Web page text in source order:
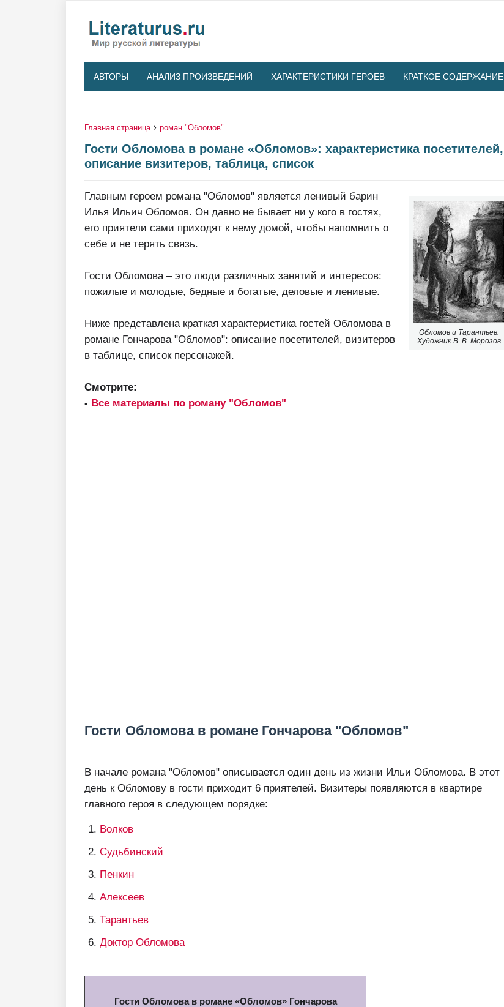
АВТОРЫ АНАЛИЗ ПРОИЗВЕДЕНИЙ ХАРАКТЕРИСТИКИ ГЕРОЕВ КРАТКОЕ СОДЕРЖАНИЕ
Главная страница роман "Обломов"
Гости Обломова в романе «Обломов»: характеристика посетителей,
описание визитеров, таблица, список
Обломов и Тарантьев.
Художник В. В. Морозов
Главным героем романа "Обломов" является ленивый барин
Илья Ильич Обломов. Он давно не бывает ни у кого в гостях,
его приятели сами приходят к нему домой, чтобы напомнить о
себе и не терять связь.
Гости Обломова – это люди различных занятий и интересов:
пожилые и молодые, бедные и богатые, деловые и ленивые.
Ниже представлена краткая характеристика гостей Обломова в
романе Гончарова "Обломов": описание посетителей, визитеров
в таблице, список персонажей.
Смотрите:
- Все материалы по роману "Обломов"
Гости Обломова в романе Гончарова "Обломов"
В начале романа "Обломов" описывается один день из жизни Ильи Обломова. В этот
день к Обломову в гости приходит 6 приятелей. Визитеры появляются в квартире
главного героя в следующем порядке:
Волков
Судьбинский
Пенкин
Алексеев
Тарантьев
Доктор Обломова
Гости Обломова в романе «Обломов» Гончарова